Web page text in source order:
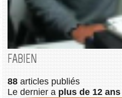
FABIEN
88 articles publiés
Le dernier a plus de 12 ans